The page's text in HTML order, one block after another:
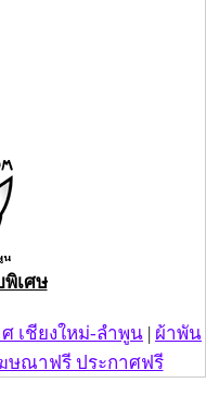
เศษ
เชียงใหม่-ลำพูน | ผ้าพัน
ษณาฟรี ประกาศฟรี